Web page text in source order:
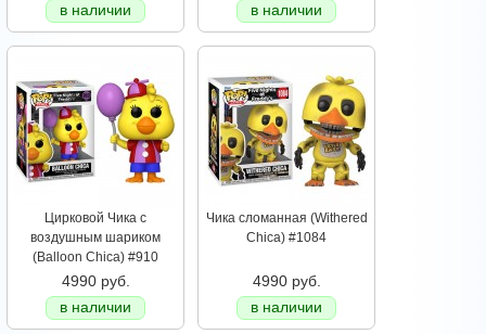
в наличии
в наличии
Цирковой Чика с
воздушным шариком
(Balloon Chica) #910
4990 руб.
в наличии
Чика сломанная (Withered
Chica) #1084
4990 руб.
в наличии